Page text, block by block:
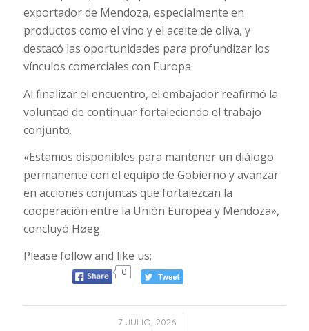
exportador de Mendoza, especialmente en
productos como el vino y el aceite de oliva, y
destacó las oportunidades para profundizar los
vínculos comerciales con Europa.
Al finalizar el encuentro, el embajador reafirmó la
voluntad de continuar fortaleciendo el trabajo
conjunto.
«Estamos disponibles para mantener un diálogo
permanente con el equipo de Gobierno y avanzar
en acciones conjuntas que fortalezcan la
cooperación entre la Unión Europea y Mendoza»,
concluyó Høeg.
Please follow and like us:
0
7 JULIO, 2026
/